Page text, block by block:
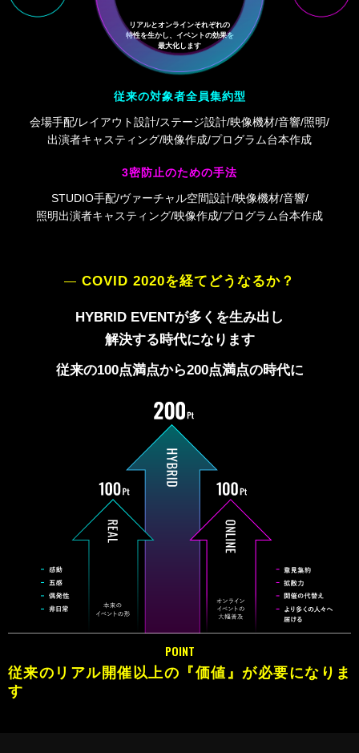
リアルとオンラインそれぞれの
特性を生かし、イベントの効果を
最大化します
従来の対象者全員集約型
会場手配 レイアウト設計 ステージ設計 映像機材 音響 照明
出演者キャスティング 映像作成 プログラム台本作成
3密防止のための手法
STUDIO手配 ヴァーチャル空間設計 映像機材 音響
照明出演者キャスティング 映像作成 プログラム台本作成
COVID 2020を経てどうなるか？
HYBRID EVENTが多くを生み出し
解決する時代になります
従来の100点満点から200点満点の時代に
POINT
従来のリアル開催以上の『価値』が必要になりま
す